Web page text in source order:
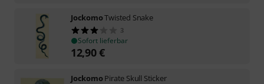
JockomoTwisted Snake
3
Sofort lieferbar
12,90€
JockomoPirate Skull Sticker